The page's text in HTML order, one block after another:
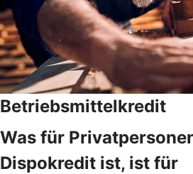
Betriebsmittelkredit
Was für
Dispokredit ist, ist für